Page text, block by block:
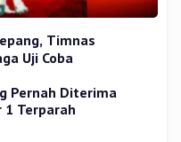
Timnas
Uji Coba
Pernah Diterima
1 Terparah